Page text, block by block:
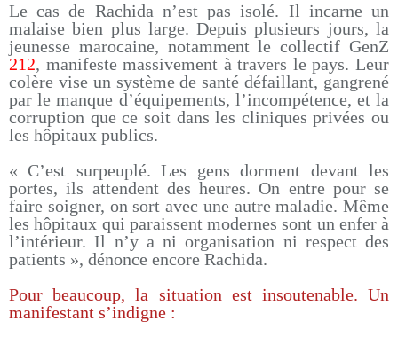
Le cas de Rachida n’est pas isolé. Il incarne un
malaise bien plus large. Depuis plusieurs jours, la
jeunesse marocaine, notamment le collectif GenZ
212, manifeste massivement à travers le pays. Leur
colère vise un système de santé défaillant, gangrené
par le manque d’équipements, l’incompétence, et la
corruption que ce soit dans les cliniques privées ou
les hôpitaux publics.
« C’est surpeuplé. Les gens dorment devant les
portes, ils attendent des heures. On entre pour se
faire soigner, on sort avec une autre maladie. Même
les hôpitaux qui paraissent modernes sont un enfer à
l’intérieur. Il n’y a ni organisation ni respect des
patients », dénonce encore Rachida.
Pour beaucoup, la situation est insoutenable. Un
manifestant s’indigne :